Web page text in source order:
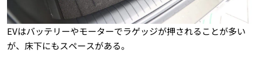
EVはバッテリーやモーターでラゲッジが押されることが多い
が、床下にもスペースがある。